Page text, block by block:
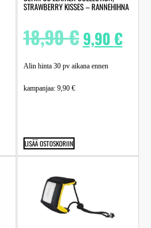
STRAWBERRY KISSES – RANNEHIHNA
18,90€ 9,90€
Alin hinta 30 pv aikana ennen
kampanjaa: 9,90 €
LISÄÄ OSTOSKORIIN